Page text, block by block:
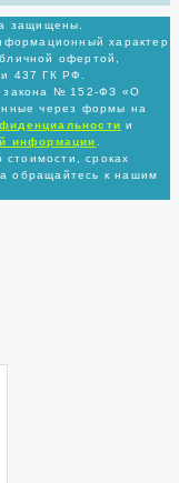
защищены.
характер
офертой,
437 ГК РФ.
закона № 152-ФЗ «О
через формы на
и
информации
сроках
обращайтесь к нашим